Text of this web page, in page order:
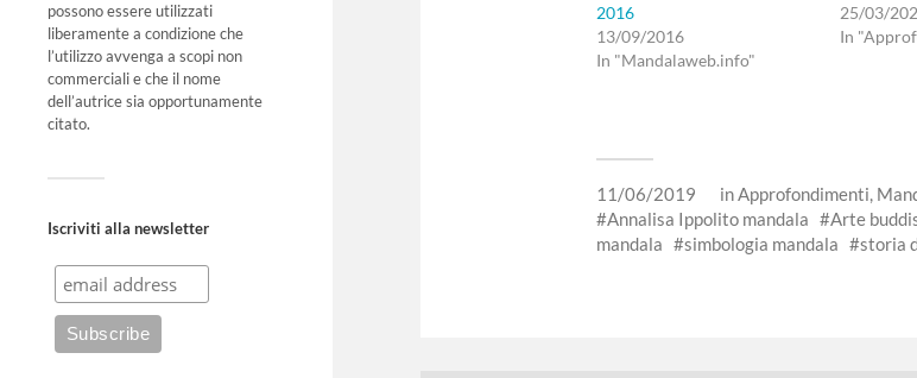
possono essere utilizzati
liberamente a condizione che
l’utilizzo avvenga a scopi non
commerciali e che il nome
dell’autrice sia opportunamente
citato.
Iscriviti alla newsletter
2016
13/09/2016
In "Mandalaweb.info"
25/03/
In
11/06/2019 inApprofondimenti,
Annalisa Ippolito mandala
Arte
mandala
simbologia mandala storia